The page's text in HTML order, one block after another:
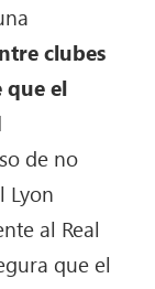
clubes
que el
de no
Lyon
al Real
que el